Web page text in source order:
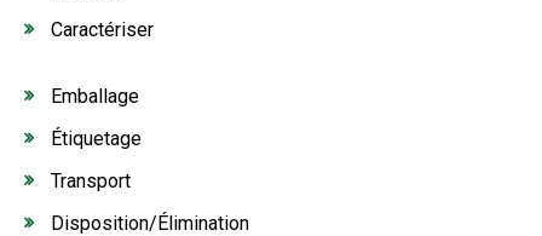
Caractériser
Emballage
Étiquetage
Transport
Disposition/Élimination